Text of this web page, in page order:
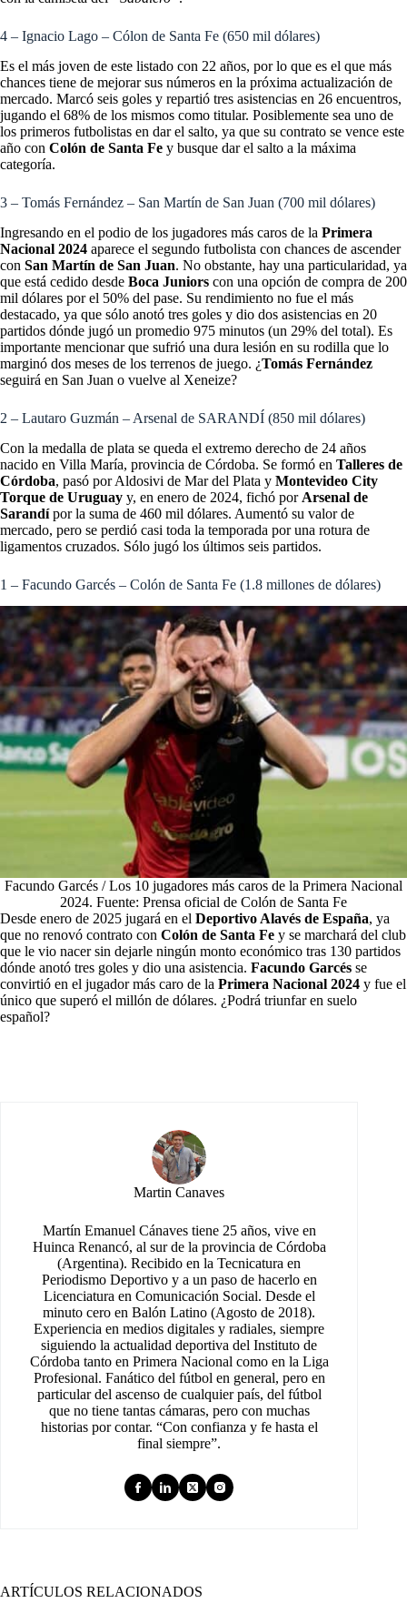
4 – Ignacio Lago – Cólon de Santa Fe (650 mil dólares)
Es el más joven de este listado con 22 años, por lo que es el que más
chances tiene de mejorar sus números en la próxima actualización de
mercado. Marcó seis goles y repartió tres asistencias en 26 encuentros,
jugando el 68% de los mismos como titular. Posiblemente sea uno de
los primeros futbolistas en dar el salto, ya que su contrato se vence este
año con Colón de Santa Fe y busque dar el salto a la máxima
categoría.
3 – Tomás Fernández – San Martín de San Juan (700 mil dólares)
Ingresando en el podio de los jugadores más caros de la Primera
Nacional 2024 aparece el segundo futbolista con chances de ascender
con San Martín de San Juan. No obstante, hay una particularidad, ya
que está cedido desde Boca Juniors con una opción de compra de 200
mil dólares por el 50% del pase. Su rendimiento no fue el más
destacado, ya que sólo anotó tres goles y dio dos asistencias en 20
partidos dónde jugó un promedio 975 minutos (un 29% del total). Es
importante mencionar que sufrió una dura lesión en su rodilla que lo
marginó dos meses de los terrenos de juego. ¿Tomás Fernández
seguirá en San Juan o vuelve al Xeneize?
2 – Lautaro Guzmán – Arsenal de SARANDÍ (850 mil dólares)
Con la medalla de plata se queda el extremo derecho de 24 años
nacido en Villa María, provincia de Córdoba. Se formó en Talleres de
Córdoba, pasó por Aldosivi de Mar del Plata y Montevideo City
Torque de Uruguay y, en enero de 2024, fichó por Arsenal de
Sarandípor la suma de 460 mil dólares. Aumentó su valor de
mercado, pero se perdió casi toda la temporada por una rotura de
ligamentos cruzados. Sólo jugó los últimos seis partidos.
1 – Facundo Garcés – Colón de Santa Fe (1.8 millones de dólares)
Facundo Garcés / Los 10 jugadores más caros de la Primera Nacional
2024. Fuente: Prensa oficial de Colón de Santa Fe
Desde enero de 2025 jugará en el Deportivo Alavés de España, ya
que no renovó contrato con Colón de Santa Fe y se marchará del club
que le vio nacer sin dejarle ningún monto económico tras 130 partidos
dónde anotó tres goles y dio una asistencia. Facundo Garcés se
convirtió en el jugador más caro de la Primera Nacional 2024 y fue el
único que superó el millón de dólares. ¿Podrá triunfar en suelo
español?
Martin Canaves
Martín Emanuel Cánaves tiene 25 años, vive en
Huinca Renancó, al sur de la provincia de Córdoba
(Argentina). Recibido en la Tecnicatura en
Periodismo Deportivo y a un paso de hacerlo en
Licenciatura en Comunicación Social. Desde el
minuto cero en Balón Latino (Agosto de 2018).
Experiencia en medios digitales y radiales, siempre
siguiendo la actualidad deportiva del Instituto de
Córdoba tanto en Primera Nacional como en la Liga
Profesional. Fanático del fútbol en general, pero en
particular del ascenso de cualquier país, del fútbol
que no tiene tantas cámaras, pero con muchas
historias por contar. “Con confianza y fe hasta el
final siempre”.
ARTÍCULOS RELACIONADOS